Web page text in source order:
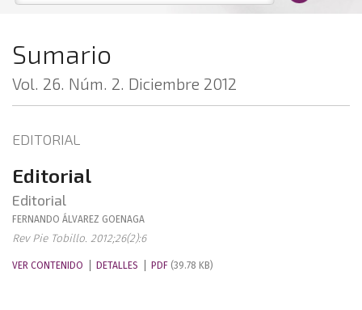
Sumario
Vol. 26. Núm. 2. Diciembre 2012
EDITORIAL
Editorial
Editorial
FERNANDO ÁLVAREZ GOENAGA
Rev Pie Tobillo. 2012;26(2):6
VER CONTENIDO DETALLES PDF (39.78 KB)